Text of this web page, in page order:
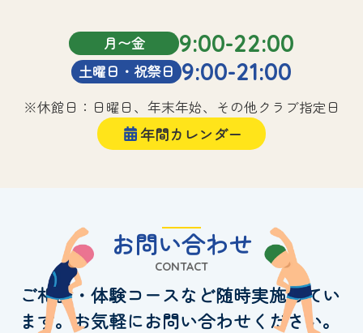
月〜金 9:00-22:00
土曜日・祝祭日 9:00-21:00
※休館日：日曜日、年末年始、その他クラブ指定日
年間カレンダー
お問い合わせ
CONTACT
ご相談・体験コースなど随時実施してい
ます。お気軽にお問い合わせください。